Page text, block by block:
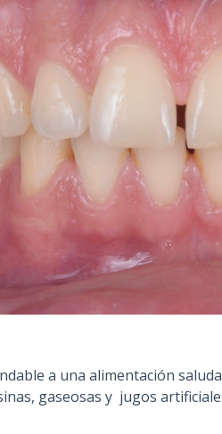
a una alimentación
gaseosas y jugos